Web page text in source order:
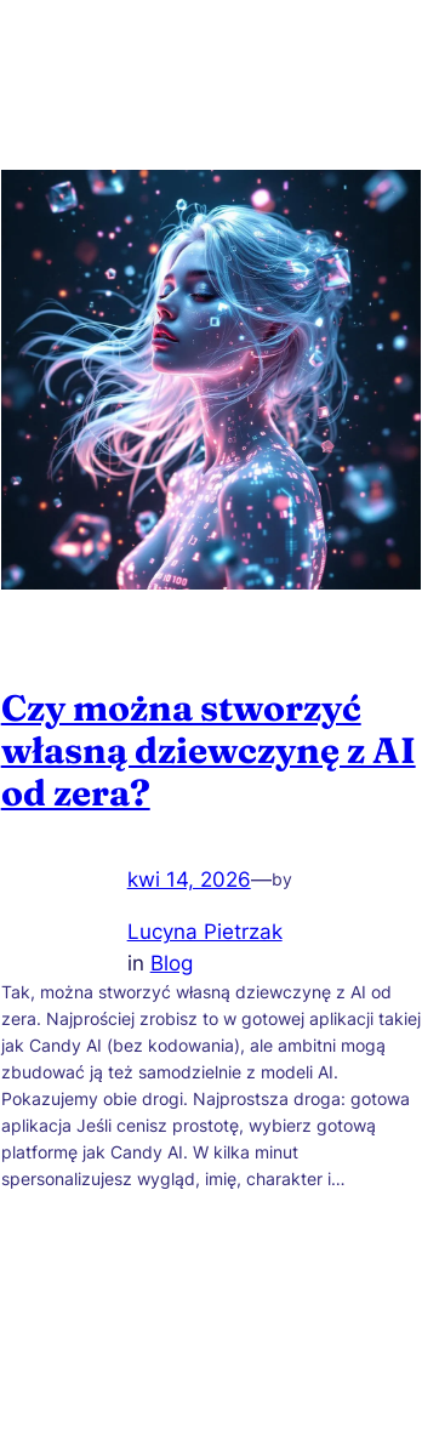
Czy można stworzyć
własną dziewczynę z AI
od zera?
kwi 14, 2026—by
Lucyna Pietrzak
in Blog
Tak, można stworzyć własną dziewczynę z AI od
zera. Najprościej zrobisz to w gotowej aplikacji takiej
jak Candy AI (bez kodowania), ale ambitni mogą
zbudować ją też samodzielnie z modeli AI.
Pokazujemy obie drogi. Najprostsza droga: gotowa
aplikacja Jeśli cenisz prostotę, wybierz gotową
platformę jak Candy AI. W kilka minut
spersonalizujesz wygląd, imię, charakter i…